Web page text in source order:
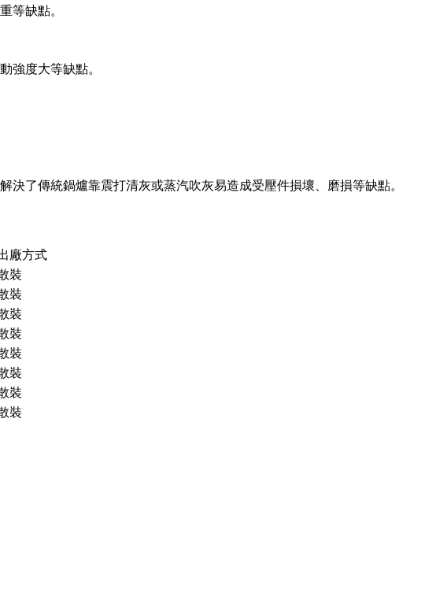
重等缺點。
動強度大等缺點。
了傳統鍋爐靠震打清灰或蒸汽吹灰易造成受壓件損壞、磨損等缺點。
廠方式
裝
裝
裝
裝
裝
裝
裝
裝